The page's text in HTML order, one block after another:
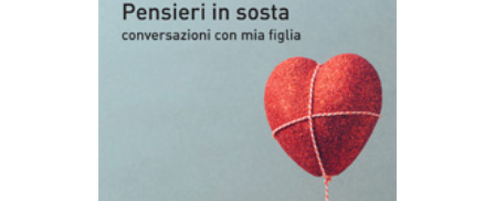
AGGIUNGI AL CARRELLO